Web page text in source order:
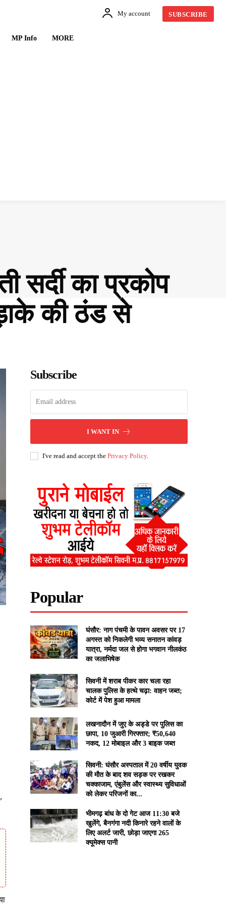
My account SUBSCRIBE
MP Info MORE
का प्रकोप
की ठंड से
Subscribe
I WANT IN
I've read and accept thePrivacy Policy.
Popular
घंसौर: नाग पंचमी के पावन अवसर पर 17
अगस्त को निकलेगी भव्य सनातन कांवड़
यात्रा, नर्मदा जल से होगा भगवान नीलकंठ
का जलाभिषेक
सिवनी में शराब पीकर कार चला रहा
चालक पुलिस के हत्थे चढ़ा: वाहन जब्त;
कोर्ट में पेश हुआ मामला
लखनादौन में जुए के अड्डे पर पुलिस का
छापा, 10 जुआरी गिरफ्तार; ₹50,640
नकद, 12 मोबाइल और 3 बाइक जब्त
सिवनी: घंसौर अस्पताल में 20 वर्षीय युवक
की मौत के बाद शव सड़क पर रखकर
चक्काजाम, एंबुलेंस और स्वास्थ्य सुविधाओं
को लेकर परिजनों का...
भीमगढ़ बांध के दो गेट आज 11:30 बजे
खुलेंगे, बैनगंगा नदी किनारे रहने वालों के
लिए अलर्ट जारी, छोड़ा जाएगा 265
क्यूमेक्स पानी